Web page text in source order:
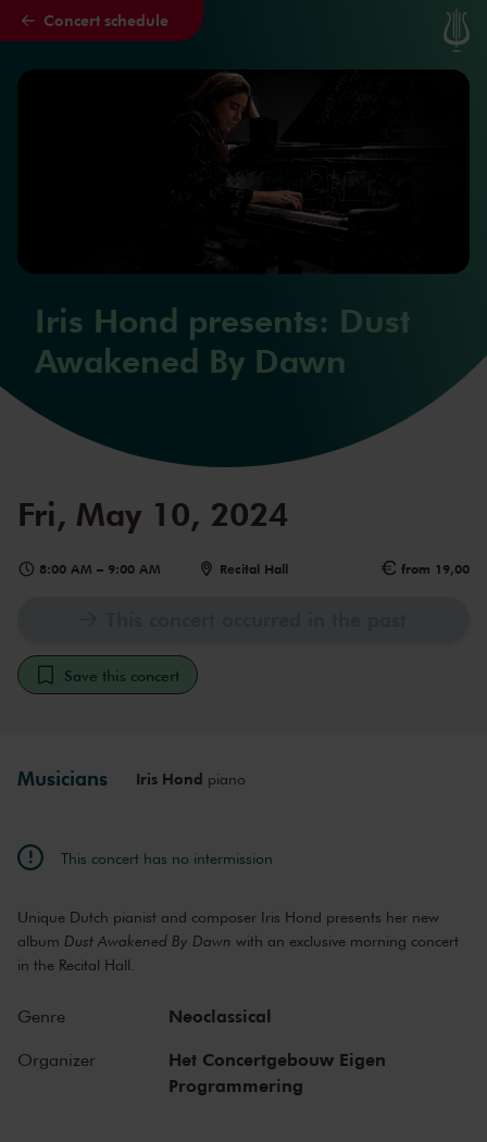
Skip to main content
Concert schedule
Iris Hond presents: Dust
Awakened By Dawn
Fri, May 10, 2024
8:00 AM – 9:00 AM Recital Hall from 19,00
Save this concert
Musicians Iris Hond piano
This concert has no intermission
Unique Dutch pianist and composer Iris Hond presents her new
album Dust Awakened By Dawn with an exclusive morning concert
in the Recital Hall.
Genre Neoclassical
Organizer
Het Concertgebouw Eigen
Programmering